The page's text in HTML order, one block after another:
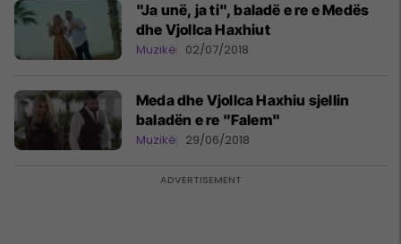
"Ja unë, ja ti", baladë e re e Medës
dhe Vjollca Haxhiut
Muzikë 02/07/2018
Meda dhe Vjollca Haxhiu sjellin
baladën e re "Falem"
Muzikë 29/06/2018